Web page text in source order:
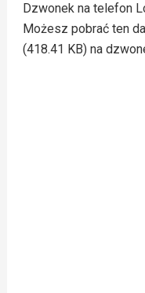
Dzwonek na telefon
Możesz pobrać ten
(418.41 KB) na